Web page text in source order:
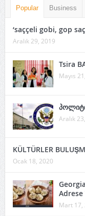
Popular Business
‘saççeli gobi, gop
Aralık 29, 2019
Tsira
Mayıs
Aralık
KÜLTÜRLER
Ocak 18, 2020
Mart 17,